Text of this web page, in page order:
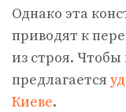
Однако эта
приводят к
из строя.
предлагается
Киеве.